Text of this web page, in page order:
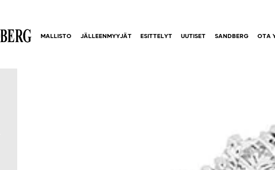
MALLISTO JÄLLEENMYYJÄT ESITTELYT UUTISET SANDBERG OTA